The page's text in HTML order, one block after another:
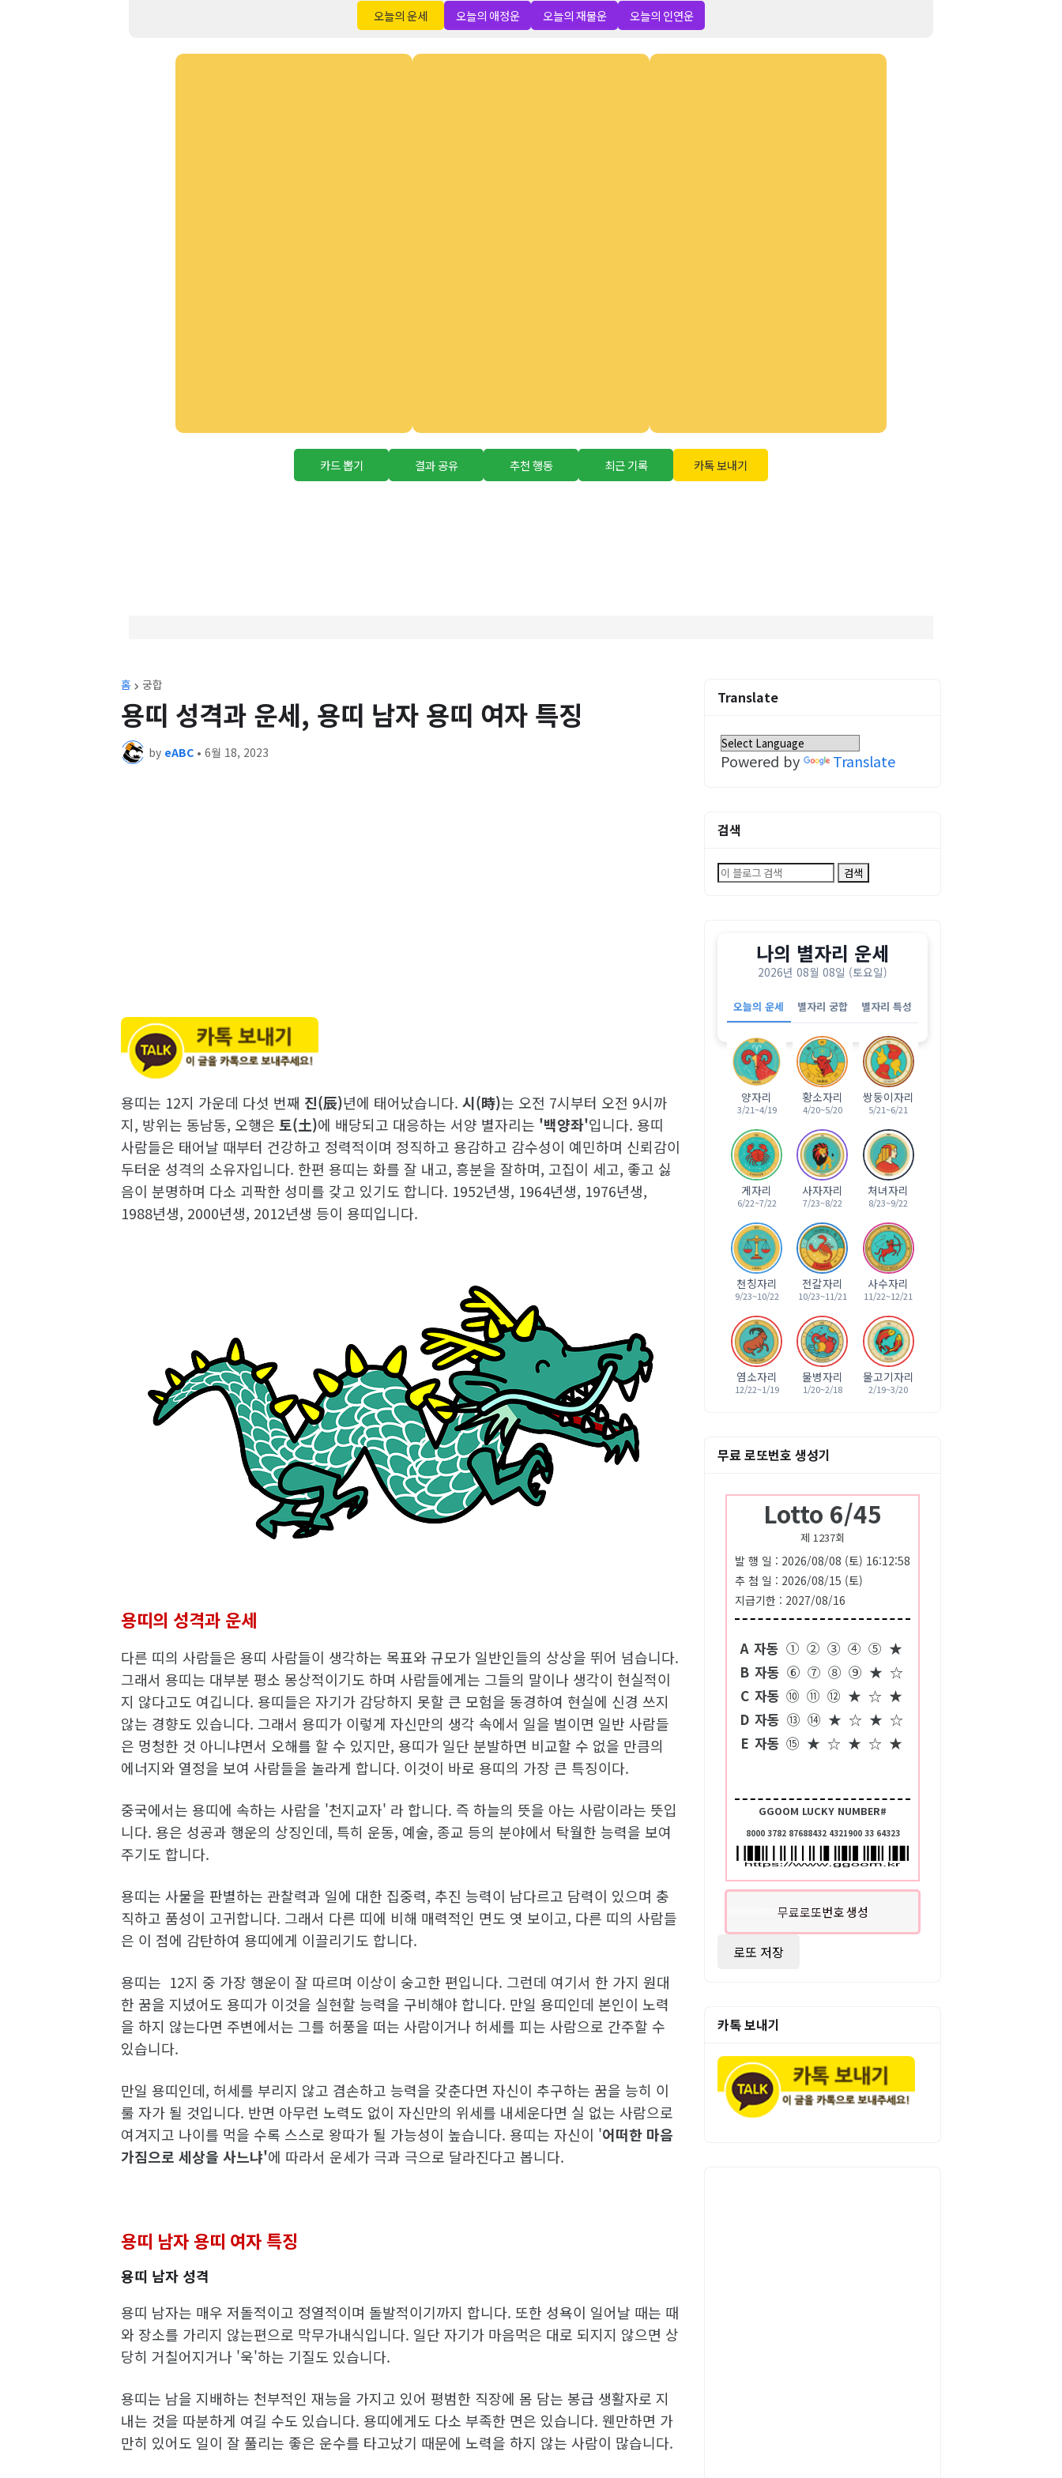
오늘의 운세 오늘의 애정운 오늘의 재물운 오늘의 인연운
카드 뽑기 결과 공유 추천 행동 최근 기록 카톡 보내기
홈 궁합
용띠 성격과 운세, 용띠 남자 용띠 여자 특징
by eABC • 6월 18, 2023
용띠는 12지 가운데 다섯 번째 진(辰)년에 태어났습니다. 시(時)는 오전 7시부터 오전 9시까
지, 방위는 동남동, 오행은 토(土)에 배당되고 대응하는 서양 별자리는 '백양좌'입니다. 용띠
사람들은 태어날 때부터 건강하고 정력적이며 정직하고 용감하고 감수성이 예민하며 신뢰감이
두터운 성격의 소유자입니다. 한편 용띠는 화를 잘 내고, 흥분을 잘하며, 고집이 세고, 좋고 싫
음이 분명하며 다소 괴팍한 성미를 갖고 있기도 합니다. 1952년생, 1964년생, 1976년생,
1988년생, 2000년생, 2012년생 등이 용띠입니다.
용띠의 성격과 운세
다른 띠의 사람들은 용띠 사람들이 생각하는 목표와 규모가 일반인들의 상상을 뛰어 넘습니다.
그래서 용띠는 대부분 평소 몽상적이기도 하며 사람들에게는 그들의 말이나 생각이 현실적이
지 않다고도 여깁니다. 용띠들은 자기가 감당하지 못할 큰 모험을 동경하여 현실에 신경 쓰지
않는 경향도 있습니다. 그래서 용띠가 이렇게 자신만의 생각 속에서 일을 벌이면 일반 사람들
은 멍청한 것 아니냐면서 오해를 할 수 있지만, 용띠가 일단 분발하면 비교할 수 없을 만큼의
에너지와 열정을 보여 사람들을 놀라게 합니다. 이것이 바로 용띠의 가장 큰 특징이다.
중국에서는 용띠에 속하는 사람을 '천지교자' 라 합니다. 즉 하늘의 뜻을 아는 사람이라는 뜻입
니다. 용은 성공과 행운의 상징인데, 특히 운동, 예술, 종교 등의 분야에서 탁월한 능력을 보여
주기도 합니다.
용띠는 사물을 판별하는 관찰력과 일에 대한 집중력, 추진 능력이 남다르고 담력이 있으며 충
직하고 품성이 고귀합니다. 그래서 다른 띠에 비해 매력적인 면도 엿 보이고, 다른 띠의 사람들
은 이 점에 감탄하여 용띠에게 이끌리기도 합니다.
용띠는 12지 중 가장 행운이 잘 따르며 이상이 숭고한 편입니다. 그런데 여기서 한 가지 원대
한 꿈을 지녔어도 용띠가 이것을 실현할 능력을 구비해야 합니다. 만일 용띠인데 본인이 노력
을 하지 않는다면 주변에서는 그를 허풍을 떠는 사람이거나 허세를 피는 사람으로 간주할 수
있습니다.
만일 용띠인데, 허세를 부리지 않고 겸손하고 능력을 갖춘다면 자신이 추구하는 꿈을 능히 이
룰 자가 될 것입니다. 반면 아무런 노력도 없이 자신만의 위세를 내세운다면 실 없는 사람으로
여겨지고 나이를 먹을 수록 스스로 왕따가 될 가능성이 높습니다. 용띠는 자신이 '어떠한 마음
가짐으로 세상을 사느냐'에 따라서 운세가 극과 극으로 달라진다고 봅니다.
용띠 남자 용띠 여자 특징
용띠 남자 성격
용띠 남자는 매우 저돌적이고 정열적이며 돌발적이기까지 합니다. 또한 성욕이 일어날 때는 때
와 장소를 가리지 않는편으로 막무가내식입니다. 일단 자기가 마음먹은 대로 되지지 않으면 상
당히 거칠어지거나 '욱'하는 기질도 있습니다.
용띠는 남을 지배하는 천부적인 재능을 가지고 있어 평범한 직장에 몸 담는 봉급 생활자로 지
내는 것을 따분하게 여길 수도 있습니다. 용띠에게도 다소 부족한 면은 있습니다. 웬만하면 가
만히 있어도 일이 잘 풀리는 좋은 운수를 타고났기 때문에 노력을 하지 않는 사람이 많습니다.
Translate
Powered by Translate
검색
나의 별자리 운세
2026년 08월 08일 (토요일)
오늘의 운세 별자리 궁합 별자리 특성
양자리
3/21~4/19
황소자리
4/20~5/20
쌍둥이자리
5/21~6/21
게자리
6/22~7/22
사자자리
7/23~8/22
처녀자리
8/23~9/22
천칭자리
9/23~10/22
전갈자리
10/23~11/21
사수자리
11/22~12/21
염소자리
12/22~1/19
물병자리
1/20~2/18
물고기자리
2/19~3/20
무료 로또번호 생성기
Lotto 6/45
제 1237회
발 행 일 : 2026/08/08 (토) 16:12:58
추 첨 일 : 2026/08/15 (토)
지급기한 : 2027/08/16
A 자동 ① ② ③ ④ ⑤ ★
B 자동 ⑥ ⑦ ⑧ ⑨ ★ ☆
C 자동 ⑩ ⑪ ⑫ ★ ☆ ★
D 자동 ⑬ ⑭ ★ ☆ ★ ☆
E 자동 ⑮ ★ ☆ ★ ☆ ★
GGOOM LUCKY NUMBER#
8000 3782 87688432 4321900 33 64323
무료로또번호 생성
로또 저장
카톡 보내기